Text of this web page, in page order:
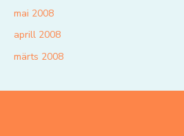
mai 2008
aprill 2008
märts 2008